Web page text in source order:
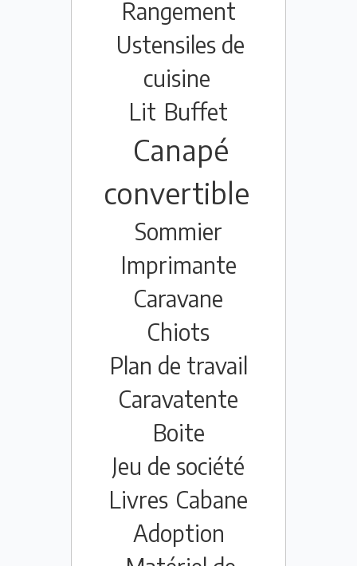
Rangement
Ustensiles de
cuisine
Lit Buffet
Canapé
convertible
Sommier
Imprimante
Caravane
Chiots
Plan de travail
Caravatente
Boite
Jeu de société
Livres Cabane
Adoption